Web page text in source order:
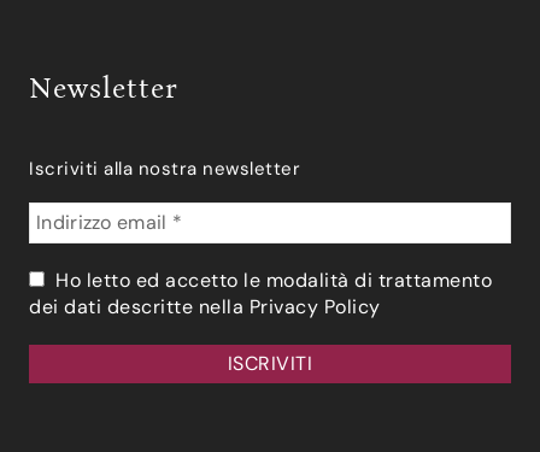
Newsletter
Iscriviti alla nostra newsletter
Ho letto ed accetto le modalità di trattamento
dei dati descritte nella Privacy Policy